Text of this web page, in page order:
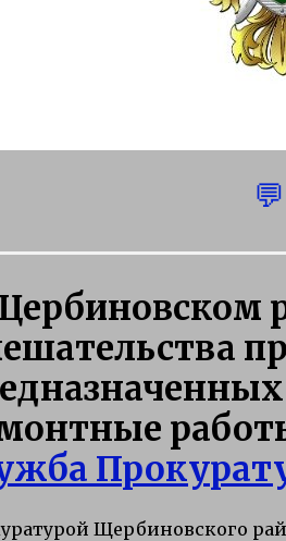
Щербиновского